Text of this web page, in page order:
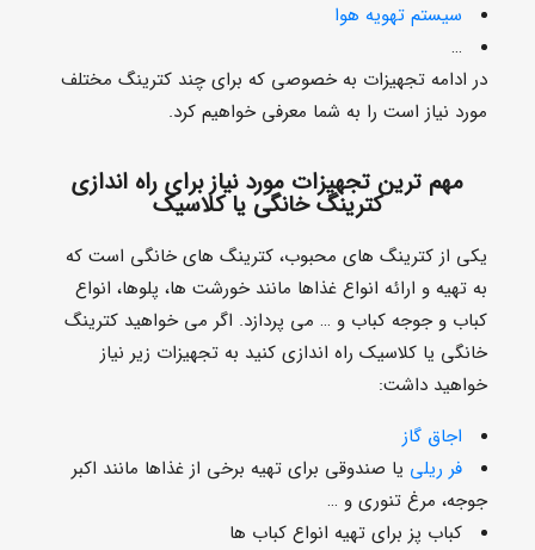
سیستم تهویه هوا
…
در ادامه تجهیزات به خصوصی که برای چند کترینگ مختلف
مورد نیاز است را به شما معرفی خواهیم کرد.
مهم ترین تجهیزات مورد نیاز برای راه اندازی
کترینگ خانگی یا کلاسیک
یکی از کترینگ های محبوب، کترینگ های خانگی است که
به تهیه و ارائه انواع غذاها مانند خورشت ها، پلوها، انواع
کباب و جوجه کباب و … می پردازد. اگر می خواهید کترینگ
خانگی یا کلاسیک راه اندازی کنید به تجهیزات زیر نیاز
خواهید داشت:
اجاق گاز
فر ریلی یا صندوقی برای تهیه برخی از غذاها مانند اکبر
جوجه، مرغ تنوری و …
کباب پز برای تهیه انواع کباب ها